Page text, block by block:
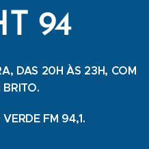
94
DAS 20H ÀS 23H, COM
FM 94,1.